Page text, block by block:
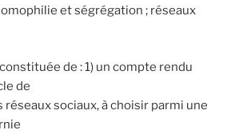
et ségrégation ; réseaux
de : 1) un compte rendu
de
réseaux sociaux, à choisir parmi une